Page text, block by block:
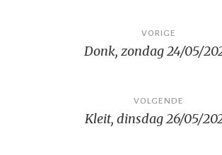
navigatie
VORIGE
Donk, zondag 24/05/
VOLGENDE
Kleit, dinsdag 26/05/